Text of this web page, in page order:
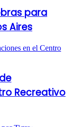
para
Aires
Recreativo